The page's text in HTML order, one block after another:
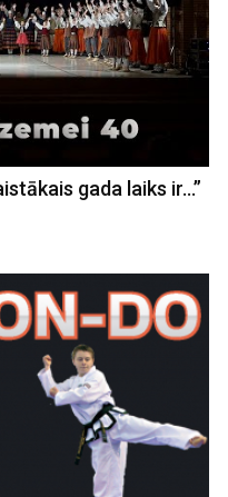
gada laiks ir…”